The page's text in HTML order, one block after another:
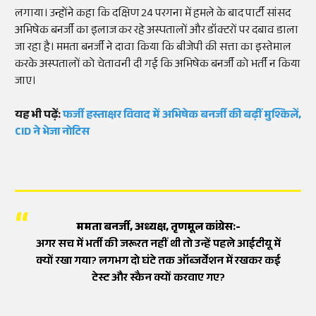
लगाया। उन्होंने कहा कि दक्षिण 24 परगना में हमले के बाद पार्टी सांसद
अभिषेक बनर्जी का इलाज कर रहे अस्पतालों और डॉक्टरों पर दबाव डाला
जा रहा है। ममता बनर्जी ने दावा किया कि बीजेपी की सत्ता का इस्तेमाल
करके अस्पतालों को चेतावनी दी गई कि अभिषेक बनर्जी को भर्ती न किया
जाए।
यह भी पढ़ें:फर्जी हस्ताक्षर विवाद में अभिषेक बनर्जी की बढ़ीं मुश्किलें,
CID ने भेजा नोटिस
ममता बनर्जी, अध्यक्ष, तृणमूल कांग्रेस:-
अगर सच में भर्ती की जरूरत नहीं थी तो उन्हें पहले आईटीयू में
क्यों रखा गया? लगभग दो घंटे तक ऑब्जर्वेशन में रखकर कई
टेस्ट और स्कैन क्यों करवाए गए?